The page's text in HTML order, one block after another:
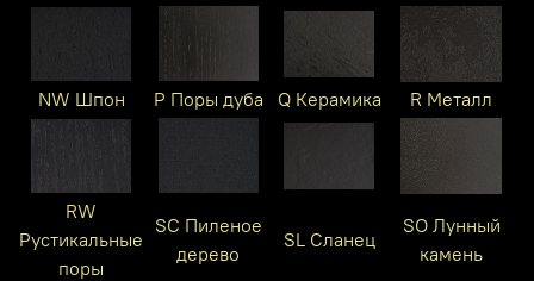
NW Шпон P Поры дуба Q Керамика R Металл
RW
Рустикальные
поры
SC Пиленое
дерево
SL Сланец
SO Лунный
камень